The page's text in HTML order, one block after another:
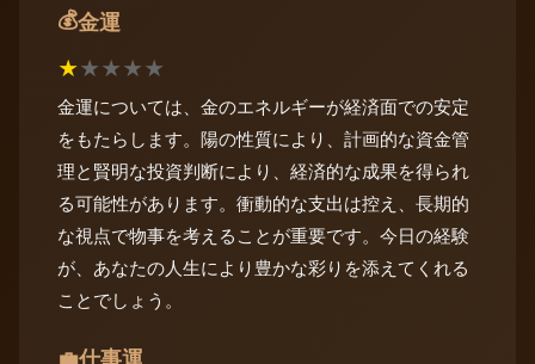
💰金運
★★★★★
金運については、金のエネルギーが経済面での安定
をもたらします。陽の性質により、計画的な資金管
理と賢明な投資判断により、経済的な成果を得られ
る可能性があります。衝動的な支出は控え、長期的
な視点で物事を考えることが重要です。今日の経験
が、あなたの人生により豊かな彩りを添えてくれる
ことでしょう。
💼仕事運